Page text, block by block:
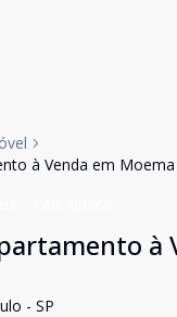
à Venda em Moema
à
- SP